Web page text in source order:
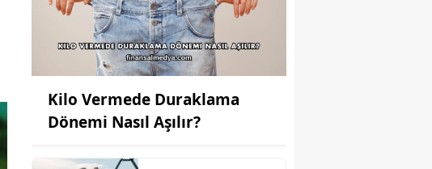
Kilo Vermede Duraklama
Dönemi Nasıl Aşılır?